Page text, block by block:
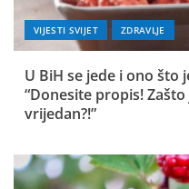
VIJESTI SVIJET ZDRAVLJE
U BiH se jede i ono što
“Donesite propis!
vrijedan?!”